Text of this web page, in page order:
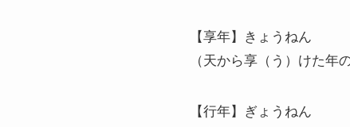
【享年】きょうねん
（天から享（う）けた年
【行年】ぎょうねん